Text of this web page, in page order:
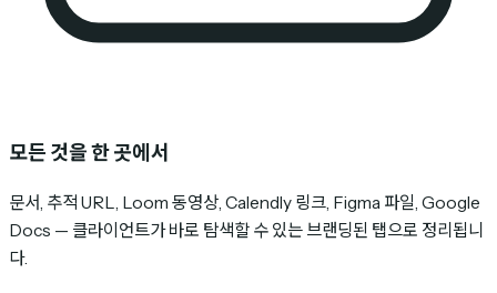
모든 것을 한 곳에서
문서, 추적 URL, Loom 동영상, Calendly 링크, Figma 파일, Google
Docs — 클라이언트가 바로 탐색할 수 있는 브랜딩된 탭으로 정리됩니
다.